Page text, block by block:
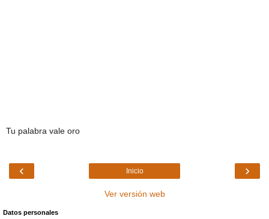
Tu palabra vale oro
‹ ›
Inicio
Ver versión web
Datos personales